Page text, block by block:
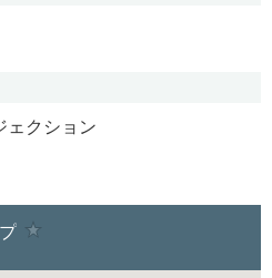
ェクション